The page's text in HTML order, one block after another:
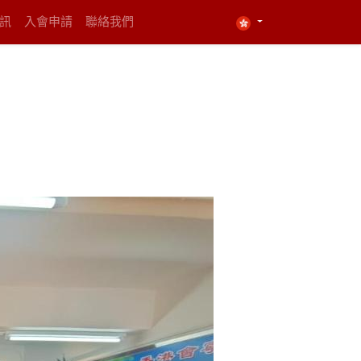
入會申請 聯絡我們